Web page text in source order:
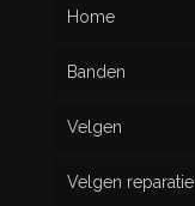
Home
Banden
Nieuw
Gebruikt
Velgen
Velgen reparatie